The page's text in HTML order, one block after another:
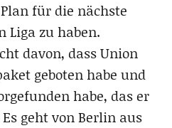
für die nächste
Liga zu haben.
davon, dass Union
geboten habe und
habe, das er
geht von Berlin aus